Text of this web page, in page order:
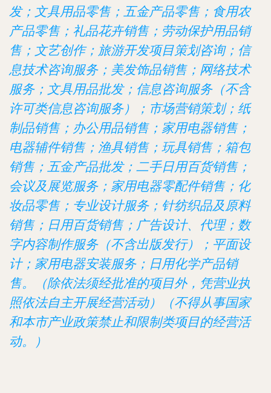
发；文具用品零售；五金产品零售；食用农
产品零售；礼品花卉销售；劳动保护用品销
售；文艺创作；旅游开发项目策划咨询；信
息技术咨询服务；美发饰品销售；网络技术
服务；文具用品批发；信息咨询服务（不含
许可类信息咨询服务）；市场营销策划；纸
制品销售；办公用品销售；家用电器销售；
电器辅件销售；渔具销售；玩具销售；箱包
销售；五金产品批发；二手日用百货销售；
会议及展览服务；家用电器零配件销售；化
妆品零售；专业设计服务；针纺织品及原料
销售；日用百货销售；广告设计、代理；数
字内容制作服务（不含出版发行）；平面设
计；家用电器安装服务；日用化学产品销
售。（除依法须经批准的项目外，凭营业执
照依法自主开展经营活动）（不得从事国家
和本市产业政策禁止和限制类项目的经营活
动。）